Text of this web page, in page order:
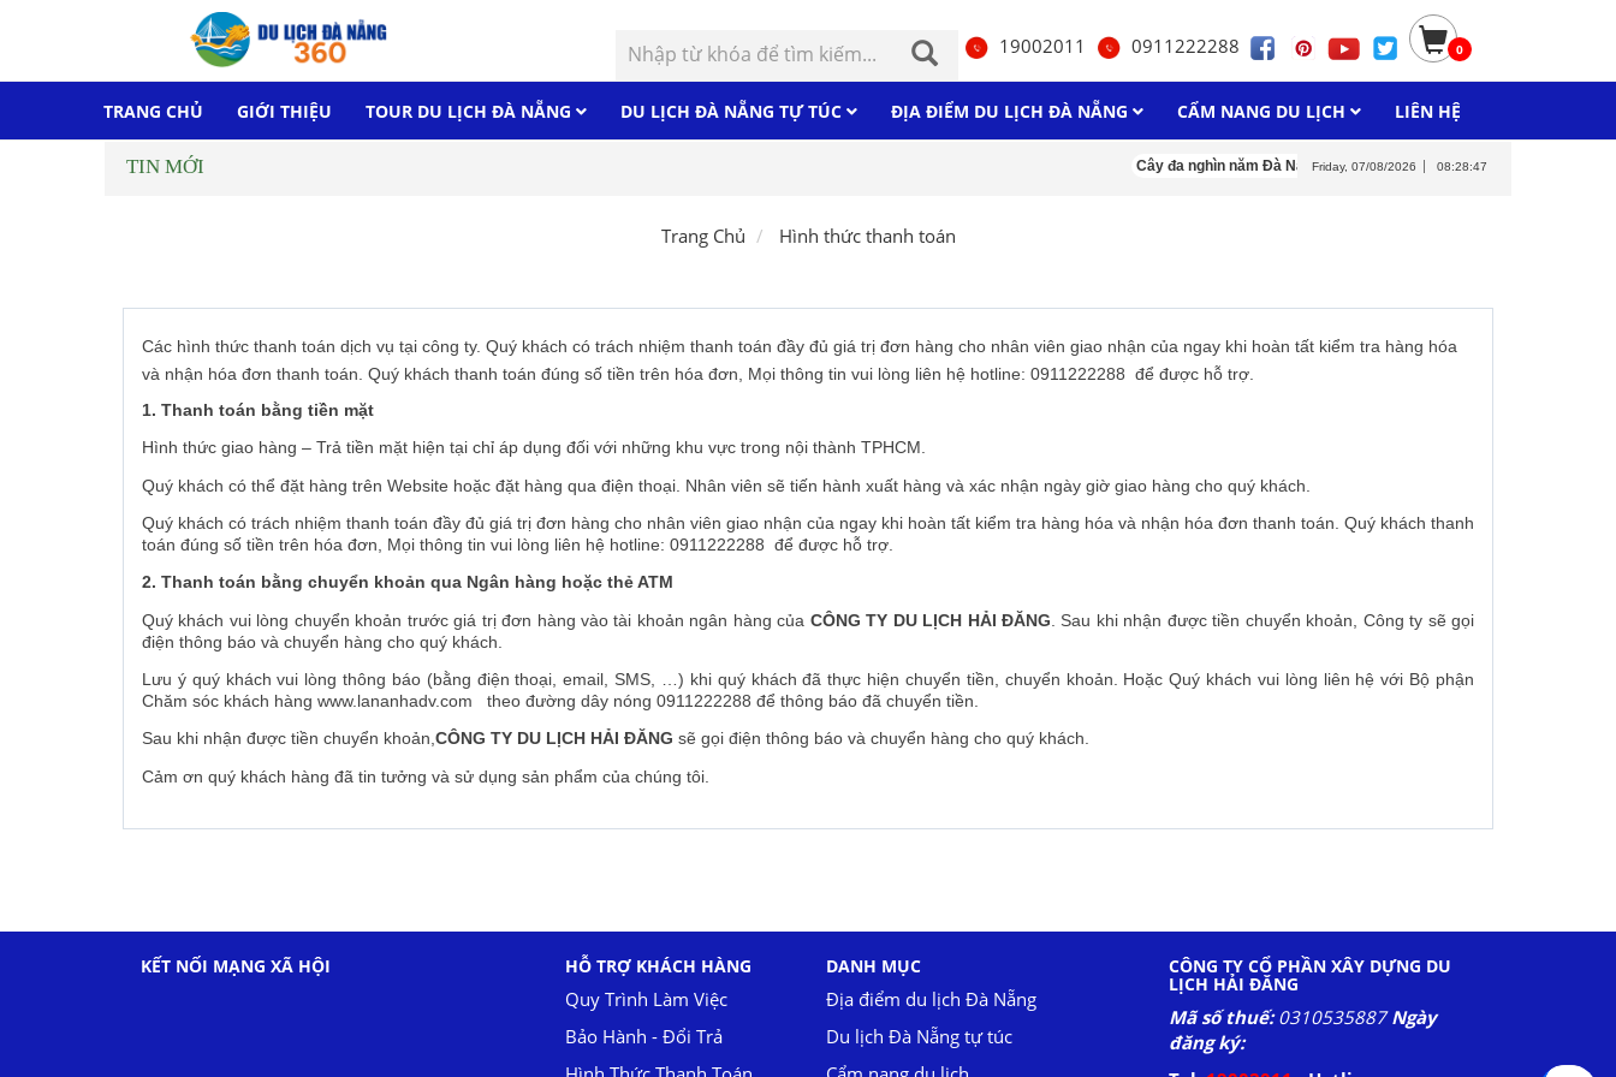
19002011 0911222288 0
TRANG CHỦ GIỚI THIỆU TOUR DU LỊCH ĐÀ NẴNG DU LỊCH ĐÀ NẴNG TỰ TÚC ĐỊA ĐIỂM DU LỊCH ĐÀ NẴNG CẨM NANG DU LỊCH LIÊN HỆ
TIN MỚI Cây đa nghìn năm Đà Nẵng Hồ Xanh Đà Nẵng Suối Khoáng Nóng
Friday, 07/08/2026 08:28:47
Trang Chủ Hình thức thanh toán
Các hình thức thanh toán dịch vụ tại công ty. Quý khách có trách nhiệm thanh toán đầy đủ giá trị đơn hàng cho nhân viên giao nhận của ngay khi hoàn tất kiểm tra hàng hóa
và nhận hóa đơn thanh toán. Quý khách thanh toán đúng số tiền trên hóa đơn, Mọi thông tin vui lòng liên hệ hotline: 0911222288 để được hỗ trợ.
1. Thanh toán bằng tiền mặt
Hình thức giao hàng – Trả tiền mặt hiện tại chỉ áp dụng đối với những khu vực trong nội thành TPHCM.
Quý khách có thể đặt hàng trên Website hoặc đặt hàng qua điện thoại. Nhân viên sẽ tiến hành xuất hàng và xác nhận ngày giờ giao hàng cho quý khách.
Quý khách có trách nhiệm thanh toán đầy đủ giá trị đơn hàng cho nhân viên giao nhận của ngay khi hoàn tất kiểm tra hàng hóa và nhận hóa đơn thanh toán. Quý khách thanh
toán đúng số tiền trên hóa đơn, Mọi thông tin vui lòng liên hệ hotline: 0911222288 để được hỗ trợ.
2. Thanh toán bằng chuyển khoản qua Ngân hàng hoặc thẻ ATM
Quý khách vui lòng chuyển khoản trước giá trị đơn hàng vào tài khoản ngân hàng của CÔNG TY DU LỊCH HẢI ĐĂNG . Sau khi nhận được tiền chuyển khoản, Công ty sẽ gọi
điện thông báo và chuyển hàng cho quý khách.
Lưu ý quý khách vui lòng thông báo (bằng điện thoại, email, SMS, …) khi quý khách đã thực hiện chuyển tiền, chuyển khoản. Hoặc Quý khách vui lòng liên hệ với Bộ phận
Chăm sóc khách hàng www.lananhadv.com theo đường dây nóng 0911222288 để thông báo đã chuyển tiền.
Sau khi nhận được tiền chuyển khoản,CÔNG TY DU LỊCH HẢI ĐĂNG sẽ gọi điện thông báo và chuyển hàng cho quý khách.
Cảm ơn quý khách hàng đã tin tưởng và sử dụng sản phẩm của chúng tôi.
KẾT NỐI MẠNG XÃ HỘI HỖ TRỢ KHÁCH HÀNG
Quy Trình Làm Việc
Bảo Hành - Đổi Trả
DANH MỤC
Địa điểm du lịch Đà Nẵng
Du lịch Đà Nẵng tự túc
CÔNG TY CỔ PHẦN XÂY DỰNG DU
LỊCH HẢI ĐĂNG
Mã số thuế:0310535887Ngày
đăng ký: